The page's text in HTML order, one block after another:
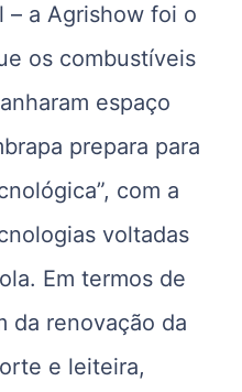
– a Agrishow foi o
os combustíveis
espaço
prepara para
com a
voltadas
Em termos de
da renovação da
e leiteira,